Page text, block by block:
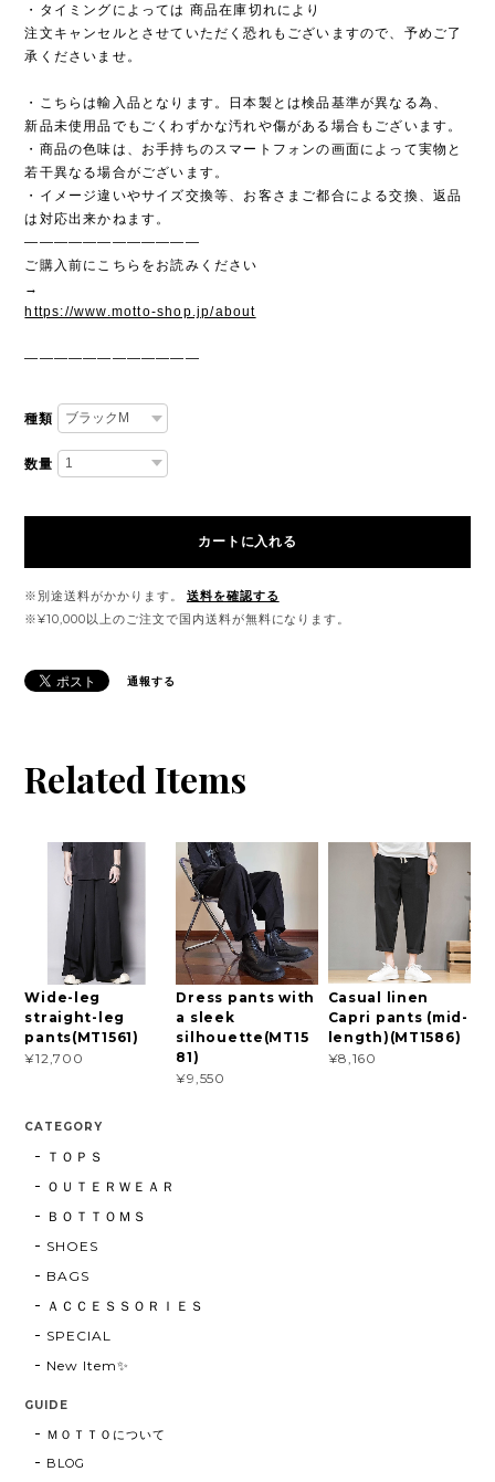
・タイミングによっては 商品在庫切れにより
注文キャンセルとさせていただく恐れもございますので、予めご了
承くださいませ。
・こちらは輸入品となります。日本製とは検品基準が異なる為、
新品未使用品でもごくわずかな汚れや傷がある場合もございます。
・商品の色味は、お手持ちのスマートフォンの画面によって実物と
若干異なる場合がございます。
・イメージ違いやサイズ交換等、お客さまご都合による交換、返品
は対応出来かねます。
————————————
ご購入前にこちらをお読みください
→
https://www.motto-shop.jp/about
————————————
種類
数量
カートに入れる
※別途送料がかかります。
送料を確認する
※¥10,000以上のご注文で国内送料が無料になります。
通報する
Related Items
Wide-leg
straight-leg
pants(MT1561)
¥12,700
Dress pants with
a sleek
silhouette(MT15
81)
¥9,550
Casual linen
Capri pants (mid-
length)(MT1586)
¥8,160
CATEGORY
ＴＯＰＳ
ＯＵＴＥＲＷＥＡＲ
ＢＯＴＴＯＭＳ
SHOES
BAGS
ＡＣＣＥＳＳＯＲＩＥＳ
SPECIAL
New Item✨
GUIDE
ＭＯＴＴＯについて
BLOG